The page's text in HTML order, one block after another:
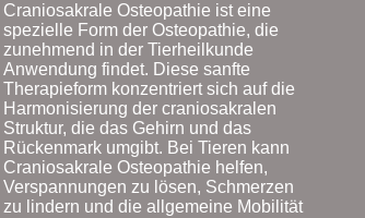
Craniosakrale Osteopathie ist eine
spezielle Form der Osteopathie, die
zunehmend in der Tierheilkunde
Anwendung findet. Diese sanfte
Therapieform konzentriert sich auf die
Harmonisierung der craniosakralen
Struktur, die das Gehirn und das
Rückenmark umgibt. Bei Tieren kann
Craniosakrale Osteopathie helfen,
Verspannungen zu lösen, Schmerzen
zu lindern und die allgemeine Mobilität